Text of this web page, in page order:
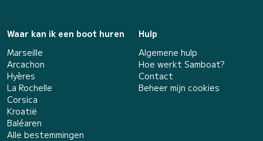
Waar kan ik een boot huren
Marseille
Arcachon
Hyères
La Rochelle
Corsica
Kroatië
Baléaren
Alle bestemmingen
Hulp
Algemene hulp
Hoe werkt Samboat?
Contact
Beheer mijn cookies